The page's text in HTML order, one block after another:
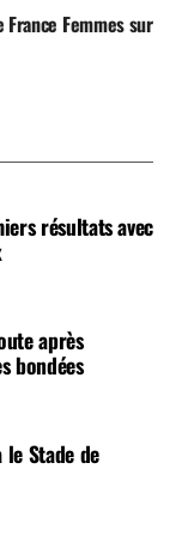
Femmes sur
résultats avec
après
bondées
Stade de